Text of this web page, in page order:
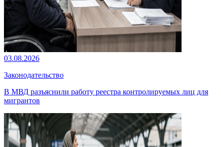
03.08.2026
Законодательство
В МВД разъяснили работу реестра контролируемых лиц для
мигрантов